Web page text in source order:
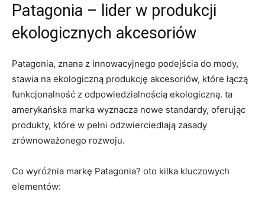
Patagonia – lider w produkcji
ekologicznych akcesoriów
Patagonia, znana z innowacyjnego podejścia do mody,
stawia na ekologiczną produkcję akcesoriów, które łączą
funkcjonalność z odpowiedzialnością ekologiczną. ta
amerykańska marka wyznacza nowe standardy, oferując
produkty, które w pełni odzwierciedlają zasady
zrównoważonego rozwoju.
Co wyróżnia markę Patagonia? oto kilka kluczowych
elementów: